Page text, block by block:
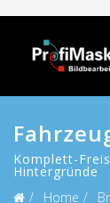
Komplett-
Hintergründe
Home